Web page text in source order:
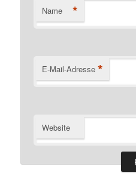
Name *
E-Mail-Adresse *
Website